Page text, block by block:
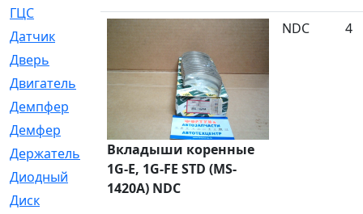
ГЦС
[74]
Датчик
Дверь
Двигатель
[64]
Демпфер
[2]
Демфер
Держатель
[5]
Диодный
[3]
Диск
[418]
Вкладыши коренные
1G-E, 1G-FE STD (MS-
1420A) NDC
NDC 4